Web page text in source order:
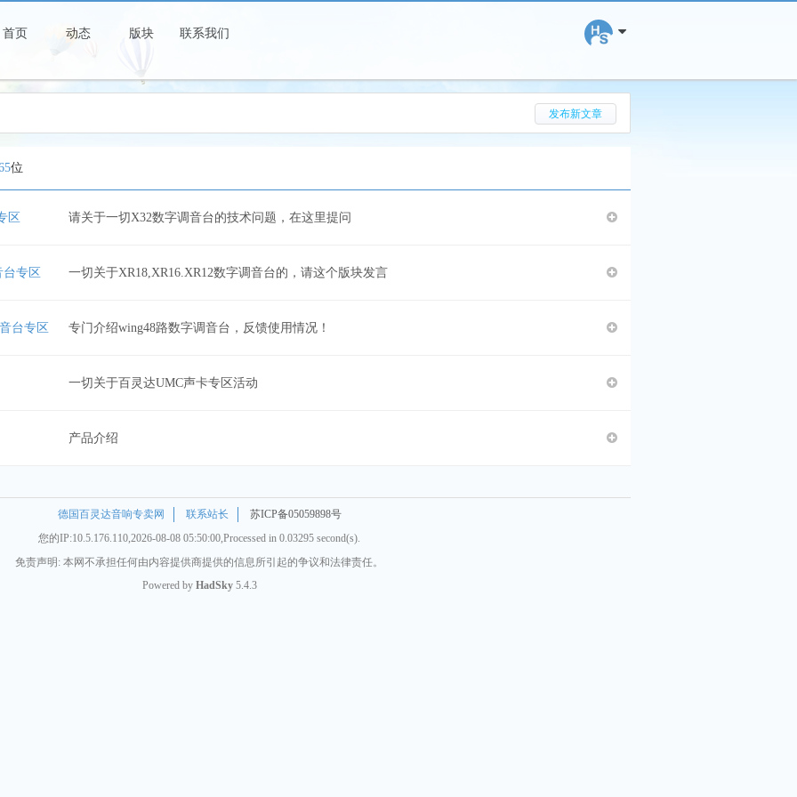
首页 动态 版块 联系我们
搜 索
发布新文章
位
区 请关于一切X32数字调音台的技术问题，在这里提问
专区 一切关于XR18,XR16.XR12数字调音台的，请这个版块发言
台专区 专门介绍wing48路数字调音台，反馈使用情况！
一切关于百灵达UMC声卡专区活动
产品介绍
德国百灵达音响专卖网 联系站长
苏ICP备05059898号
您的IP:10.5.176.110,2026-08-08 05:50:00,Processed in 0.03295 second(s).
免责声明: 本网不承担任何由内容提供商提供的信息所引起的争议和法律责任。
Powered by HadSky5.4.3